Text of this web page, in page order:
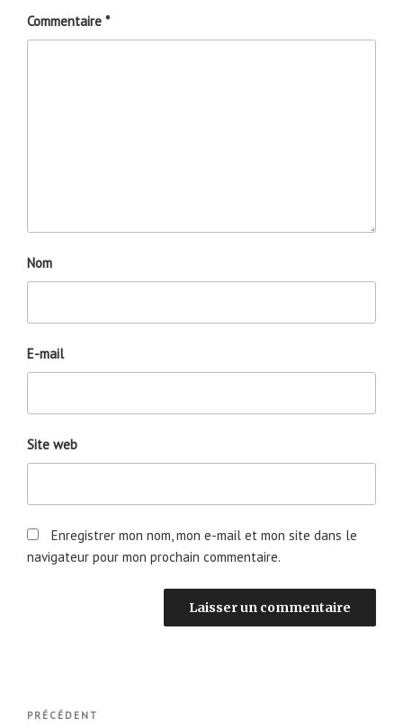
Commentaire *
Nom
E-mail
Site web
Enregistrer mon nom, mon e-mail et mon site dans le
navigateur pour mon prochain commentaire.
Navigation
Article
PRÉCÉDENT